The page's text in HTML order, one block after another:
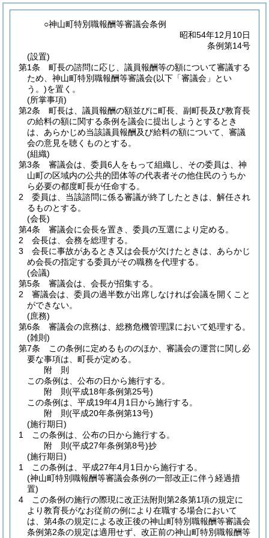
○神山町特別職報酬等審議会条例
昭和54年12月10日
条例第14号
(設置)
第1条
町長の諮問に応じ、議員報酬等の額について審議する
ため、神山町特別職報酬等審議会(以下「審議会」とい
う。)を置く。
(所掌事項)
第2条
町長は、議員報酬の額並びに町長、副町長及び教育長
の給料の額に関する条例を議会に提出しようとするとき
は、あらかじめ当該議員報酬及び給料の額について、審議
会の意見を聴くものとする。
(組織)
第3条
審議会は、委員6人をもって組織し、その委員は、神
山町の区域内の公共的団体等の代表者その他住民のうちか
ら必要の都度町長が任命する。
2
委員は、当該諮問に係る審議が終了したときは、解任され
るものとする。
(会長)
第4条
審議会に会長を置き、委員の互選により定める。
2
会長は、会務を総理する。
3
会長に事故があるとき又は会長が欠けたときは、あらかじ
め会長の指定する委員がその職務を代理する。
(会議)
第5条
審議会は、会長が招集する。
2
審議会は、委員の過半数が出席しなければ会議を開くこと
ができない。
(庶務)
第6条
審議会の庶務は、総務危機管理課において処理する。
(雑則)
第7条
この条例に定めるもののほか、審議会の運営に関し必
要な事項は、町長が定める。
附 則
この条例は、公布の日から施行する。
附 則(平成18年条例第25号)
この条例は、平成19年4月1日から施行する。
附 則(平成20年条例第13号)
(施行期日)
1
この条例は、公布の日から施行する。
附 則(平成27年条例第8号)抄
(施行期日)
1
この条例は、平成27年4月1日から施行する。
(神山町特別職報酬等審議会条例の一部改正に伴う経過措
置)
4
この条例の施行の際現に改正法附則第2条第1項の規定に
より教育長がなお従前の例により在職する場合において
は、第4条の規定による改正後の神山町特別職報酬等審議会
条例第2条の規定は適用せず、改正前の神山町特別職報酬等